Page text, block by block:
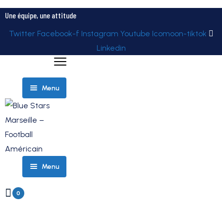
Une équipe, une attitude
Twitter Facebook-f Instagram Youtube Icomoon-tiktok
Linkedin
Menu
ELITE
ROSTER
– TEAM
ÉQUIPES
Menu
0